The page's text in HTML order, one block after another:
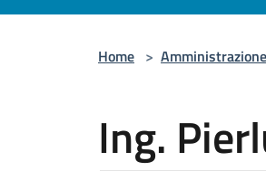
Home > Amministrazione
Ing.